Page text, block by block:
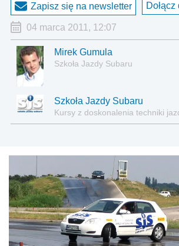
Zapisz się na newsletter
04 marca 2011, 12:07
Mirek Gumula
Szkoła Jazdy Subaru
Szkoła Jazdy Subaru
Kursy z doskonalenia techniki